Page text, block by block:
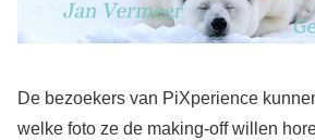
De bezoekers van PiXperience
welke foto ze de making-off willen